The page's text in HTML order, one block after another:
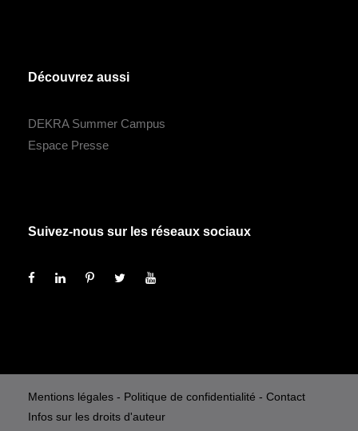
Découvrez aussi
DEKRA Summer Campus
Espace Presse
Suivez-nous sur les réseaux sociaux
Mentions légales - Politique de confidentialité - Contact
Infos sur les droits d'auteur